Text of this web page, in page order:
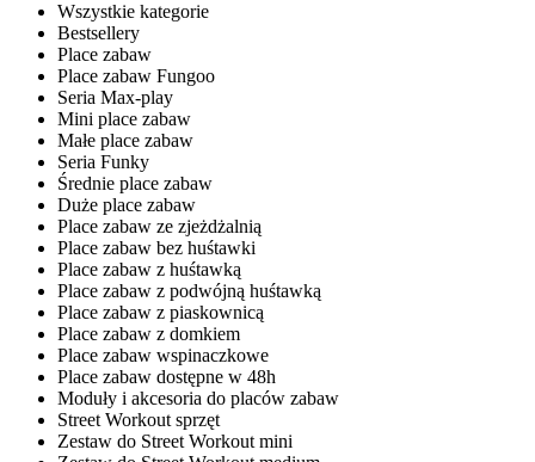
Wszystkie kategorie
Bestsellery
Place zabaw
Place zabaw Fungoo
Seria Max-play
Mini place zabaw
Małe place zabaw
Seria Funky
Średnie place zabaw
Duże place zabaw
Place zabaw ze zjeżdżalnią
Place zabaw bez huśtawki
Place zabaw z huśtawką
Place zabaw z podwójną huśtawką
Place zabaw z piaskownicą
Place zabaw z domkiem
Place zabaw wspinaczkowe
Place zabaw dostępne w 48h
Moduły i akcesoria do placów zabaw
Street Workout sprzęt
Zestaw do Street Workout mini